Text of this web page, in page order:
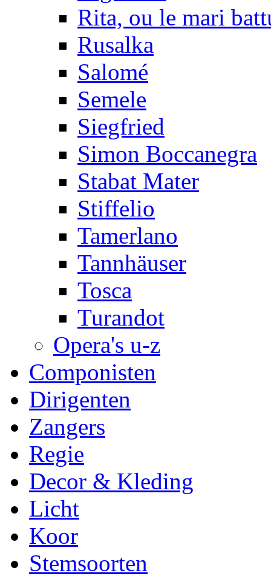
Rita, ou le mari
Rusalka
Salomé
Semele
Siegfried
Simon Boccanegra
Stabat Mater
Stiffelio
Tamerlano
Tannhäuser
Tosca
Turandot
Opera's u-z
Componisten
Dirigenten
Zangers
Regie
Decor & Kleding
Licht
Koor
Stemsoorten